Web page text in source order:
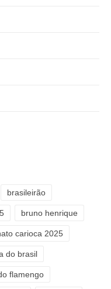
brasileirão
bruno henrique
carioca 2025
do brasil
flamengo